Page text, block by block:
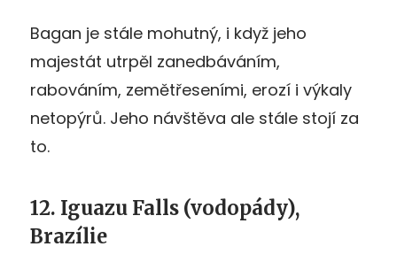
Bagan je stále mohutný, i když jeho
majestát utrpěl zanedbáváním,
rabováním, zemětřeseními, erozí i výkaly
netopýrů. Jeho návštěva ale stále stojí za
to.
12. Iguazu Falls (vodopády),
Brazílie